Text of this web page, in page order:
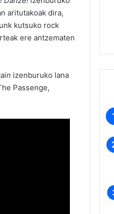
aritutakoak dira,
kutsuko rock
ere antzematen
izenburuko lana
Passenge,